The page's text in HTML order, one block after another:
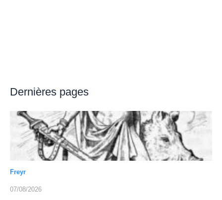
Dernières pages
Freyr
07/08/2026